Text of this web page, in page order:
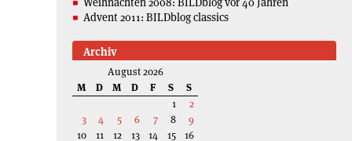
Advent 2011: BILDblog classics
Archiv
August 2026
M
D M D F S
S
1
2
3
4 5 6 7 8
9
10
11 12 13 14 15 16